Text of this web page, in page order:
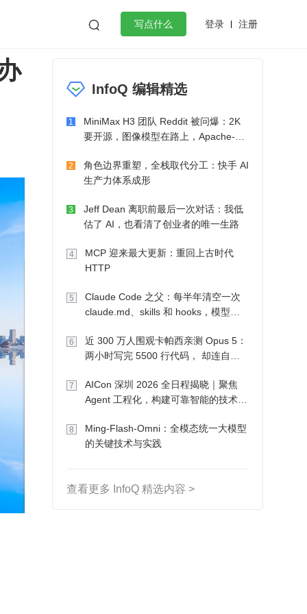
 写点什么 登录 注册
工作
微服务架构 flutter
InfoQ 编辑精选
1
MiniMax H3 团队 Reddit 被问爆：2K
要开源，图像模型在路上，Apache-2.0
2
角色边界重塑，全栈取代分工：快手 AI
生产力体系成形
3
Jeff Dean 离职前最后一次对话：我低
估了 AI，也看清了创业者的唯一生路
4
MCP 迎来最大更新：重回上古时代
HTTP
5
Claude Code 之父：每半年清空一次
claude.md、skills 和 hooks，模型自
6
近 300 万人围观卡帕西亲测 Opus 5：
两小时写完 5500 行代码， 却连自己
7
AICon 深圳 2026 全日程揭晓｜聚焦
Agent 工程化，构建可靠智能的技术路
8
Ming-Flash-Omni：全模态统一大模型
的关键技术与实践
查看更多 InfoQ 精选内容 >